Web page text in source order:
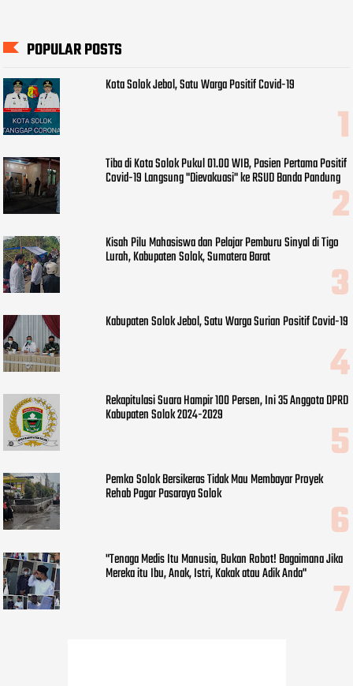
POPULAR POSTS
Kota Solok Jebol, Satu Warga Positif Covid-19
Tiba di Kota Solok Pukul 01.00 WIB, Pasien Pertama Positif
Covid-19 Langsung "Dievakuasi" ke RSUD Banda Pandung
Kisah Pilu Mahasiswa dan Pelajar Pemburu Sinyal di Tigo
Lurah, Kabupaten Solok, Sumatera Barat
Kabupaten Solok Jebol, Satu Warga Surian Positif Covid-19
Rekapitulasi Suara Hampir 100 Persen, Ini 35 Anggota DPRD
Kabupaten Solok 2024-2029
Pemko Solok Bersikeras Tidak Mau Membayar Proyek
Rehab Pagar Pasaraya Solok
"Tenaga Medis Itu Manusia, Bukan Robot! Bagaimana Jika
Mereka itu Ibu, Anak, Istri, Kakak atau Adik Anda"